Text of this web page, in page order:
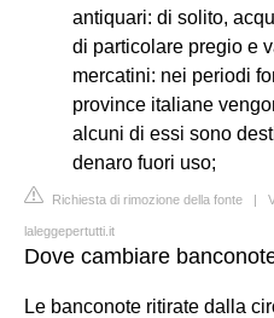
antiquari: di solito,
di particolare pregio e
mercatini: nei periodi
province italiane
alcuni di essi sono
denaro fuori uso;
Richiesta di rimozione della fonte |
laleggepertutti.it
Dove cambiare
Le banconote ritirate dalla